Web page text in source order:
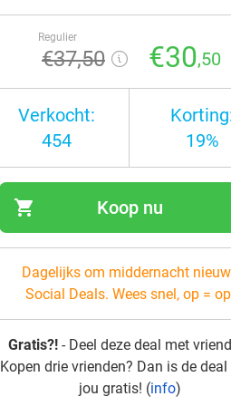
Regulier
€37,50 €30,50
Verkocht:
454
19%
shopping_cart Koop nu
Dagelijks om middernacht
Social Deals. Wees snel, op =
Gratis?! - Deel deze deal met
Kopen drie vrienden? Dan is de
jou gratis! (info)